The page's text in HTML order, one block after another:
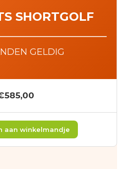
SHORTGOLF
GELDIG
aan winkelmandje